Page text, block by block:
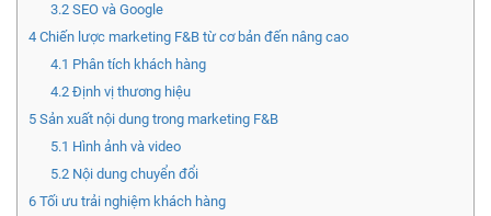
3.2SEO và Google
4 Chiến lược marketing F&B từ cơ bản đến nâng cao
4.1 Phân tích khách hàng
4.2Định vị thương hiệu
5 Sản xuất nội dung trong marketing F&B
5.1 Hình ảnh và video
5.2Nội dung chuyển đổi
6 Tối ưu trải nghiệm khách hàng